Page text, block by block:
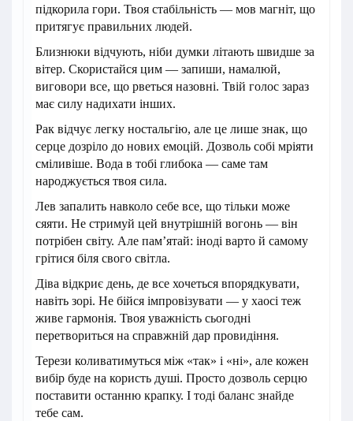
підкорила гори. Твоя стабільність — мов магніт, що
притягує правильних людей.
Близнюки відчують, ніби думки літають швидше за
вітер. Скористайся цим — запиши, намалюй,
виговори все, що рветься назовні. Твій голос зараз
має силу надихати інших.
Рак відчує легку ностальгію, але це лише знак, що
серце дозріло до нових емоцій. Дозволь собі мріяти
сміливіше. Вода в тобі глибока — саме там
народжується твоя сила.
Лев запалить навколо себе все, що тільки може
сяяти. Не стримуй цей внутрішній вогонь — він
потрібен світу. Але пам’ятай: іноді варто й самому
грітися біля свого світла.
Діва відкриє день, де все хочеться впорядкувати,
навіть зорі. Не бійся імпровізувати — у хаосі теж
живе гармонія. Твоя уважність сьогодні
перетвориться на справжній дар провидіння.
Терези коливатимуться між «так» і «ні», але кожен
вибір буде на користь душі. Просто дозволь серцю
поставити останню крапку. І тоді баланс знайде
тебе сам.